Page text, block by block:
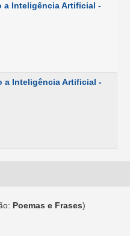
a Inteligência Artificial -
a Inteligência Artificial -
Poemas e Frases)